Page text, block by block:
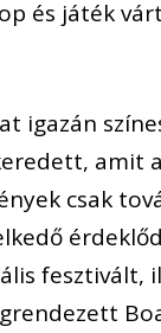
és játék
igazán
amit
csak
fesztivált,